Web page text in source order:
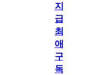
지
급!
최
애
구
독